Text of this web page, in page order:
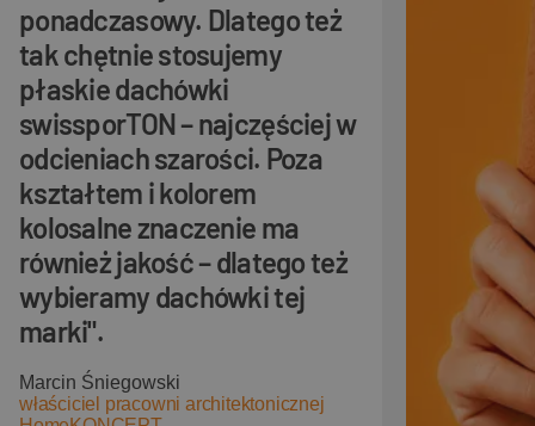
ponadczasowy. Dlatego też
tak chętnie stosujemy
płaskie dachówki
swissporTON – najczęściej w
odcieniach szarości. Poza
kształtem i kolorem
kolosalne znaczenie ma
również jakość – dlatego też
wybieramy dachówki tej
marki".
Marcin Śniegowski
właściciel pracowni architektonicznej